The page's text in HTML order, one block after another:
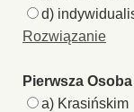
d)
Rozwiązanie
Pierwsza
a) Krasińskim